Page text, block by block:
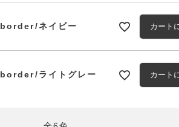
border/ネイビー カート
border/ライトグレー カート